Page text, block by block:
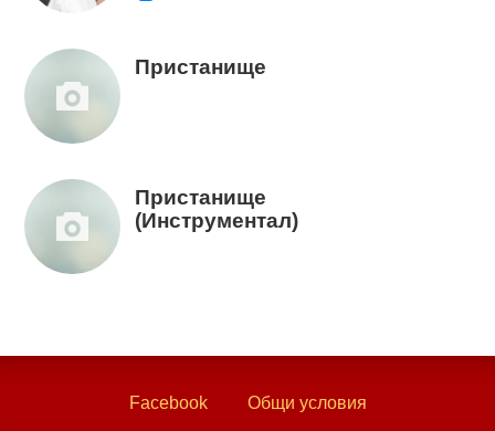
Пристанище
Пристанище
(Инструментал)
Facebook Общи условия